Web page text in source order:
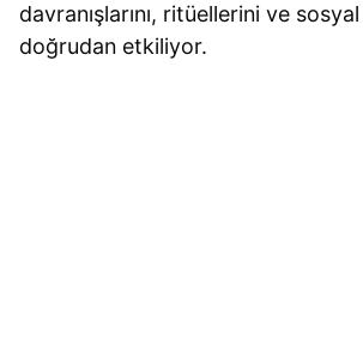
davranışlarını, ritüellerini ve
doğrudan etkiliyor.